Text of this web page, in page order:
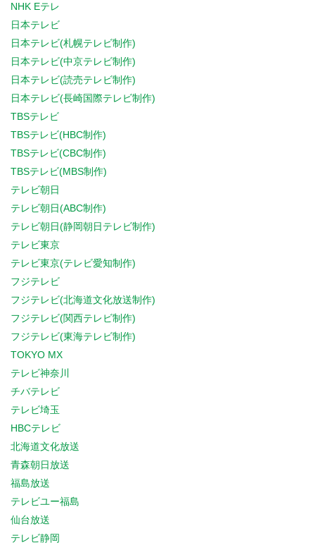
NHK Eテレ
日本テレビ
日本テレビ(札幌テレビ制作)
日本テレビ(中京テレビ制作)
日本テレビ(読売テレビ制作)
日本テレビ(長崎国際テレビ制作)
TBSテレビ
TBSテレビ(HBC制作)
TBSテレビ(CBC制作)
TBSテレビ(MBS制作)
テレビ朝日
テレビ朝日(ABC制作)
テレビ朝日(静岡朝日テレビ制作)
テレビ東京
テレビ東京(テレビ愛知制作)
フジテレビ
フジテレビ(北海道文化放送制作)
フジテレビ(関西テレビ制作)
フジテレビ(東海テレビ制作)
TOKYO MX
テレビ神奈川
チバテレビ
テレビ埼玉
HBCテレビ
北海道文化放送
青森朝日放送
福島放送
テレビユー福島
仙台放送
テレビ静岡